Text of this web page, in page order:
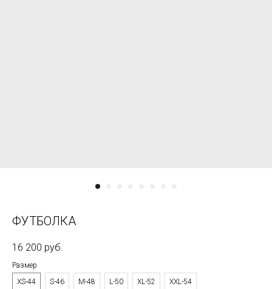
ФУТБОЛКА
16 200 руб.
Размер
XS-44
S-46 M-48 L-50 XL-52 XXL-54